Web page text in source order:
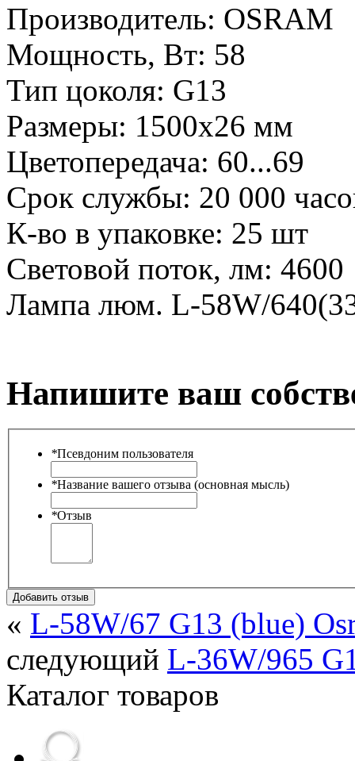
Производитель: OSRAM
Мощность, Вт: 58
Тип цоколя: G13
Размеры: 1500х26 мм
Цветопередача: 60...69
Срок службы: 20 000
К-во в упаковке: 25 шт
Световой поток, лм: 4600
Лампа люм. L-58W/
Напишите ваш
*Псевдоним пользователя
*Название вашего отзыва (основная мысль)
*Отзыв
Добавить отзыв
« L-58W/67 G13 (blue)
следующий L-36W/965
Каталог товаров